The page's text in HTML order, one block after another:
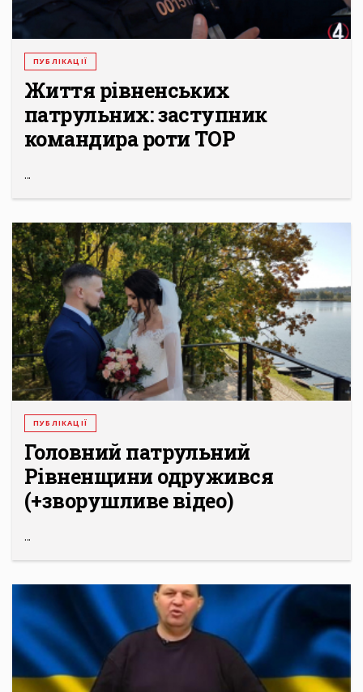
ПУБЛІКАЦІЇ
Життя рівненських
патрульних: заступник
командира роти ТОР
...
ПУБЛІКАЦІЇ
Головний патрульний
Рівненщини одружився
(+зворушливе відео)
...